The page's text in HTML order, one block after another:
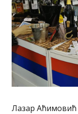
Лазар Аћимовић